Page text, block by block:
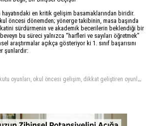
hayatındaki en kritik gelişim basamaklarından biridir.
öncesi dönemden; yönerge takibinin, masa başında
sürdürmenin ve akademik becerilerin beklendiği bir
bu süreci yalnızca “harfleri ve sayıları öğretmek”
araştırmalar açıkça gösteriyor ki 1. sınıf başarısını
şunlardır: